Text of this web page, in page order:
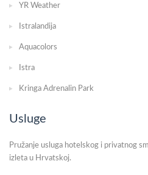
YR Weather
Istralandija
Aquacolors
Istra
Kringa Adrenalin Park
Usluge
Pružanje usluga hotelskog i privatnog
izleta u Hrvatskoj.